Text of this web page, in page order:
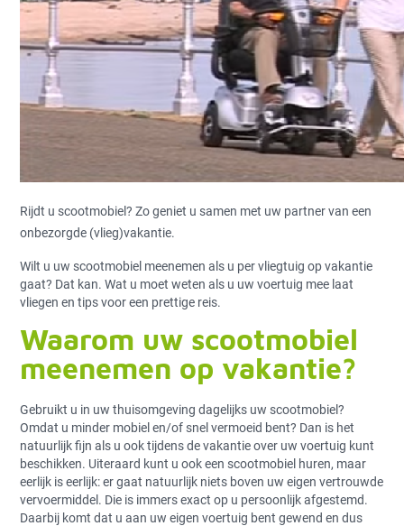
Rijdt u scootmobiel? Zo geniet u samen met uw partner van een
onbezorgde (vlieg)vakantie.
Wilt u uw scootmobiel meenemen als u per vliegtuig op vakantie
gaat? Dat kan. Wat u moet weten als u uw voertuig mee laat
vliegen en tips voor een prettige reis.
Waarom uw scootmobiel
meenemen op vakantie?
Gebruikt u in uw thuisomgeving dagelijks uw scootmobiel?
Omdat u minder mobiel en/of snel vermoeid bent? Dan is het
natuurlijk fijn als u ook tijdens de vakantie over uw voertuig kunt
beschikken. Uiteraard kunt u ook een scootmobiel huren, maar
eerlijk is eerlijk: er gaat natuurlijk niets boven uw eigen vertrouwde
vervoermiddel. Die is immers exact op u persoonlijk afgestemd.
Daarbij komt dat u aan uw eigen voertuig bent gewend en dus